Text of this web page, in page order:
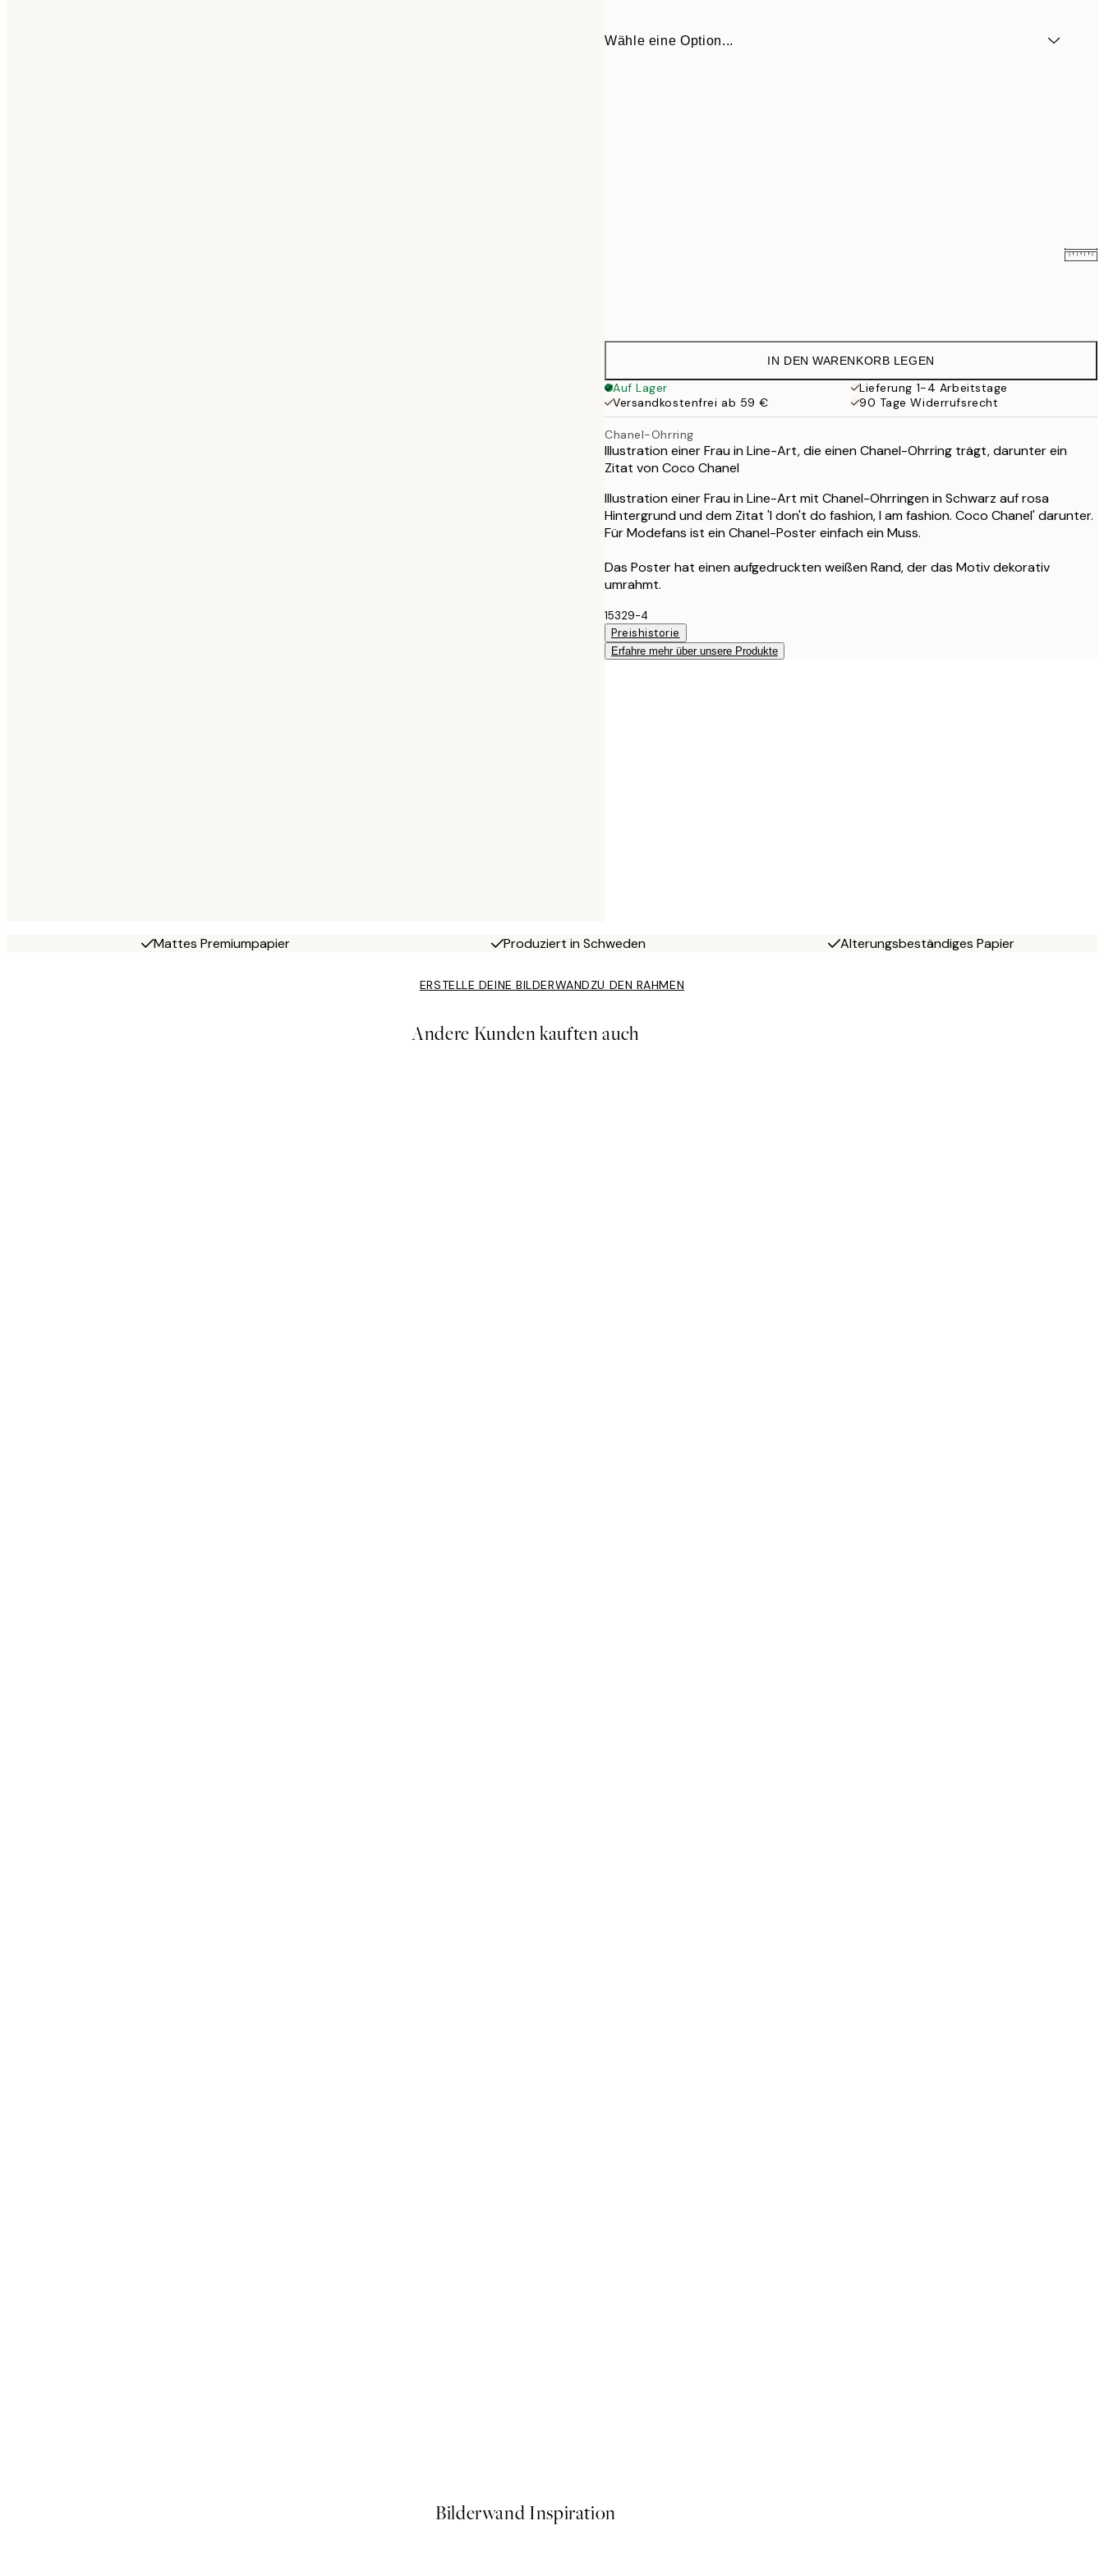
Wähle eine Option...
21,95 €
35,95 €
IN DEN WARENKORB LEGEN
Auf Lager
Lieferung 1-4 Arbeitstage
Versandkostenfrei ab 59 €
90 Tage Widerrufsrecht
Chanel-Ohrring
Illustration einer Frau in Line-Art, die einen Chanel-Ohrring trägt, darunter ein
Zitat von Coco Chanel
Illustration einer Frau in Line-Art mit Chanel-Ohrringen in Schwarz auf rosa
Hintergrund und dem Zitat 'I don't do fashion, I am fashion. Coco Chanel' darunter.
Für Modefans ist ein Chanel-Poster einfach ein Muss.
Das Poster hat einen aufgedruckten weißen Rand, der das Motiv dekorativ
umrahmt.
15329-4
Preishistorie
Erfahre mehr über unsere Produkte
Mattes Premiumpapier Produziert in Schweden Alterungsbeständiges Papier
ERSTELLE DEINE BILDERWANDZU DEN RAHMEN
Andere Kunden kauften auch
Bilderwand Inspiration